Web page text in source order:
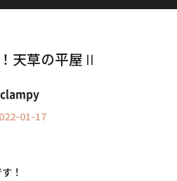
天草の平屋Ⅱ
clampy
01-17
！